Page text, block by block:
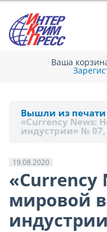
Ваша
Вышли из печати
«Currency News:
индустрии» № 07,
19.08.2020
«Currency
мировой